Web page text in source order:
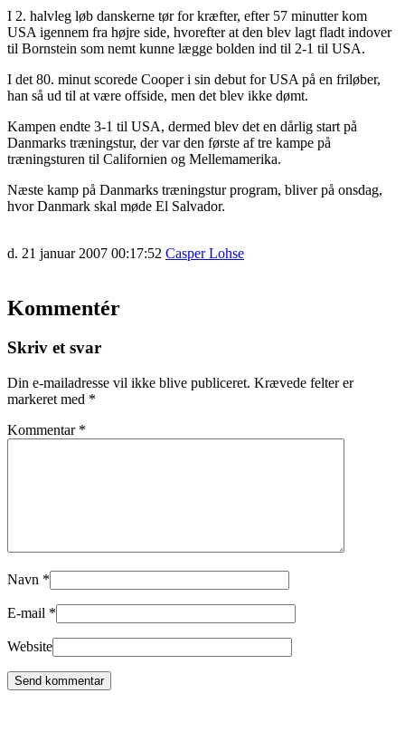
I 2. halvleg løb danskerne tør for kræfter, efter 57 minutter kom
USA igennem fra højre side, hvorefter at den blev lagt fladt indover
til Bornstein som nemt kunne lægge bolden ind til 2-1 til USA.
I det 80. minut scorede Cooper i sin debut for USA på en friløber,
han så ud til at være offside, men det blev ikke dømt.
Kampen endte 3-1 til USA, dermed blev det en dårlig start på
Danmarks træningstur, der var den første af tre kampe på
træningsturen til Californien og Mellemamerika.
Næste kamp på Danmarks træningstur program, bliver på onsdag,
hvor Danmark skal møde El Salvador.
d. 21 januar 2007 00:17:52 Casper Lohse
Kommentér
Skriv et svar
Din e-mailadresse vil ikke blive publiceret. Krævede felter er
markeret med *
Kommentar *
Navn *
E-mail *
Website